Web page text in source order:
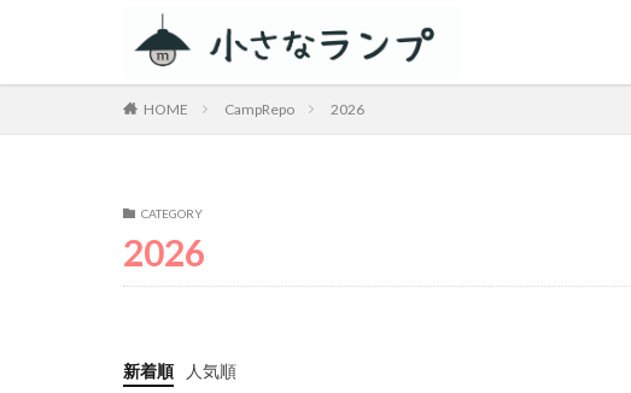
HOME CampRepo 2026
CATEGORY
2026
新着順 人気順
カテゴリー